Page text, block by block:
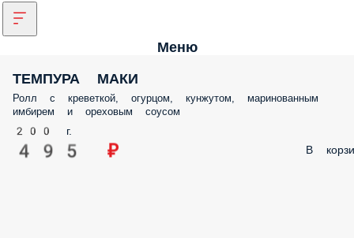
Меню
ТЕМПУРА МАКИ
Ролл с креветкой, огурцом, кунжутом, маринованным
имбирем и ореховым соусом
200 г.
495 ₽ В